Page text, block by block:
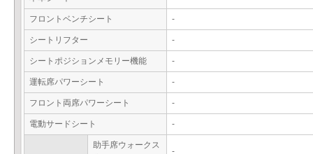
フロントベンチシート -
シートリフター -
シートポジションメモリー機能 -
運転席パワーシート -
フロント両席パワーシート -
電動サードシート -
助手席ウォークス
-